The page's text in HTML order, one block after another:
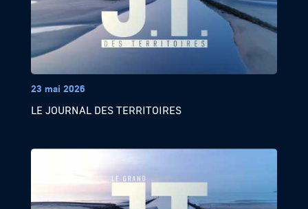
23 mai 2026
LE JOURNAL DES TERRITOIRES